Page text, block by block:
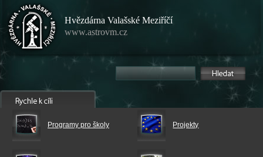
Hvězdárna Valašské Meziříčí
www.astrovm.cz
Programy pro školy Projekty